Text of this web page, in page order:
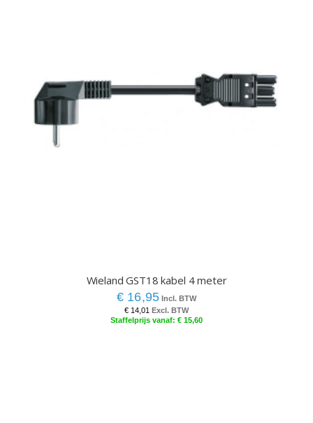
Wieland GST18 kabel 4 meter
€ 16,95
€ 14,01
€ 15,60